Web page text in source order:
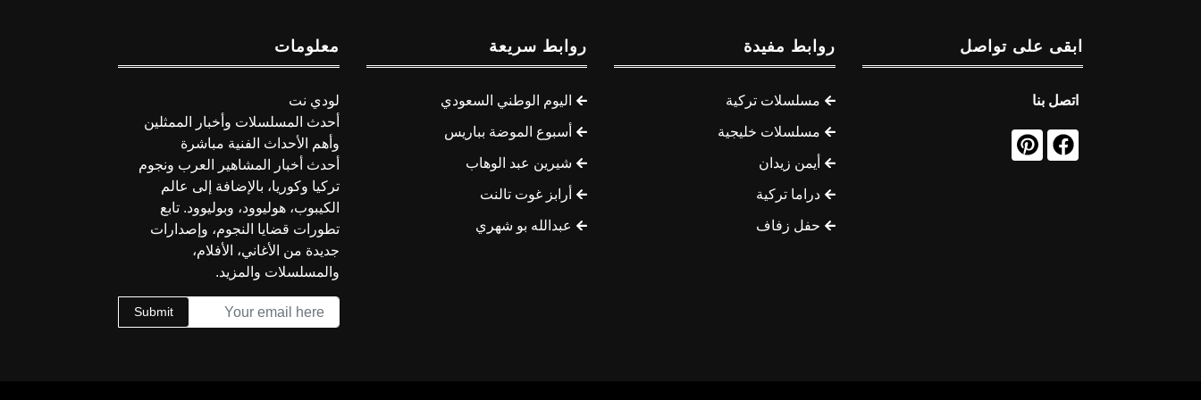
ابقى على تواصل
اتصل بنا
روابط مفيدة
مسلسلات تركية
مسلسلات خليجية
أيمن زيدان
دراما تركية
حفل زفاف
روابط سريعة
اليوم الوطني السعودي
أسبوع الموضة بباريس
شيرين عبد الوهاب
أرابز غوت تالنت
عبدالله بو شهري
معلومات
لودي نت
أحدث المسلسلات وأخبار الممثلين
وأهم الأحداث الفنية مباشرة
أحدث أخبار المشاهير العرب ونجوم
تركيا وكوريا، بالإضافة إلى عالم
الكيبوب، هوليوود، وبوليوود. تابع
تطورات قضايا النجوم، وإصدارات
جديدة من الأغاني، الأفلام،
والمسلسلات والمزيد.
Submit